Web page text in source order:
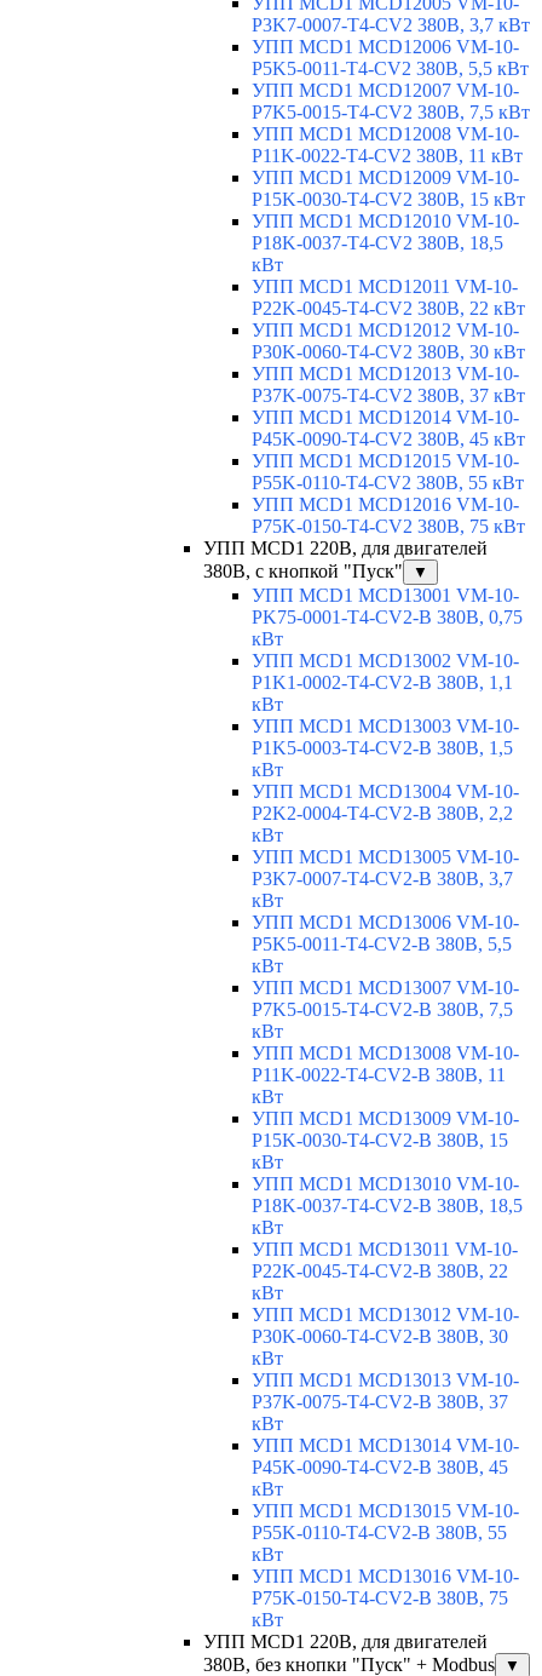
P3K7-0007-T4-CV2 380В, 3,7 кВт
УПП MCD1 MCD12006 VM-10-
P5K5-0011-T4-CV2 380В, 5,5 кВт
УПП MCD1 MCD12007 VM-10-
P7K5-0015-T4-CV2 380В, 7,5 кВт
УПП MCD1 MCD12008 VM-10-
P11K-0022-T4-CV2 380В, 11 кВт
УПП MCD1 MCD12009 VM-10-
P15K-0030-T4-CV2 380В, 15 кВт
УПП MCD1 MCD12010 VM-10-
P18K-0037-T4-CV2 380В, 18,5
кВт
УПП MCD1 MCD12011 VM-10-
P22K-0045-T4-CV2 380В, 22 кВт
УПП MCD1 MCD12012 VM-10-
P30K-0060-T4-CV2 380В, 30 кВт
УПП MCD1 MCD12013 VM-10-
P37K-0075-T4-CV2 380В, 37 кВт
УПП MCD1 MCD12014 VM-10-
P45K-0090-T4-CV2 380В, 45 кВт
УПП MCD1 MCD12015 VM-10-
P55K-0110-T4-CV2 380В, 55 кВт
УПП MCD1 MCD12016 VM-10-
P75K-0150-T4-CV2 380В, 75 кВт
УПП MCD1 220В, для двигателей
380В, с кнопкой "Пуск"
▼
УПП MCD1 MCD13001 VM-10-
PK75-0001-T4-CV2-B 380В, 0,75
кВт
УПП MCD1 MCD13002 VM-10-
P1K1-0002-T4-CV2-B 380В, 1,1
кВт
УПП MCD1 MCD13003 VM-10-
P1K5-0003-T4-CV2-B 380В, 1,5
кВт
УПП MCD1 MCD13004 VM-10-
P2K2-0004-T4-CV2-B 380В, 2,2
кВт
УПП MCD1 MCD13005 VM-10-
P3K7-0007-T4-CV2-B 380В, 3,7
кВт
УПП MCD1 MCD13006 VM-10-
P5K5-0011-T4-CV2-B 380В, 5,5
кВт
УПП MCD1 MCD13007 VM-10-
P7K5-0015-T4-CV2-B 380В, 7,5
кВт
УПП MCD1 MCD13008 VM-10-
P11K-0022-T4-CV2-B 380В, 11
кВт
УПП MCD1 MCD13009 VM-10-
P15K-0030-T4-CV2-B 380В, 15
кВт
УПП MCD1 MCD13010 VM-10-
P18K-0037-T4-CV2-B 380В, 18,5
кВт
УПП MCD1 MCD13011 VM-10-
P22K-0045-T4-CV2-B 380В, 22
кВт
УПП MCD1 MCD13012 VM-10-
P30K-0060-T4-CV2-B 380В, 30
кВт
УПП MCD1 MCD13013 VM-10-
P37K-0075-T4-CV2-B 380В, 37
кВт
УПП MCD1 MCD13014 VM-10-
P45K-0090-T4-CV2-B 380В, 45
кВт
УПП MCD1 MCD13015 VM-10-
P55K-0110-T4-CV2-B 380В, 55
кВт
УПП MCD1 MCD13016 VM-10-
P75K-0150-T4-CV2-B 380В, 75
кВт
УПП MCD1 220В, для двигателей
380В, без кнопки "Пуск" + Modbus
▼